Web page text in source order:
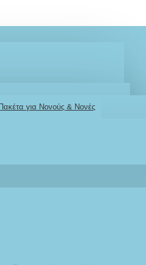
για Νονούς & Νονές